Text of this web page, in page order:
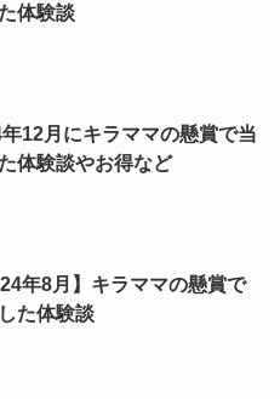
体験談
12月にキラママの懸賞で当
体験談やお得など
年8月】キラママの懸賞で
た体験談